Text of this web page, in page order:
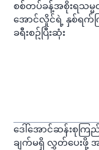
စစ်တပ်ခန့်အစိုးရသမ္မ
အောင်လှိုင်ရဲ့ နှစ်ရက်က
ခရီးစဥ်ပြီးဆုံး
ဒေါ်အောင်ဆန်းစုကြည်
ချက်မရှိ လွှတ်ပေးဖို့